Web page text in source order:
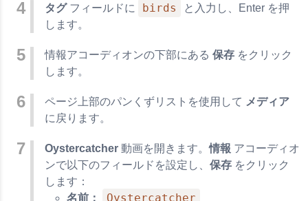
タグフィールドに birds
と入力し、Enter を押
します。
情報アコーディオンの下部にある 保存 をクリック
します。
ページ上部のパンくずリストを使用して メディア
に戻ります。
Oystercatcher 動画を開きます。情報 アコーディオ
ンで以下のフィールドを設定し、 保存 をクリック
します：
名前：
Oystercatcher